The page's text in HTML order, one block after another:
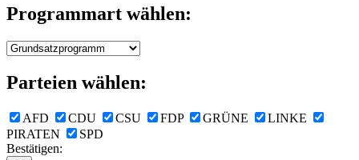
Programmart wählen:
Parteien wählen:
AFD CDU CSU FDP GRÜNE
LINKE
PIRATEN
SPD
Bestätigen: